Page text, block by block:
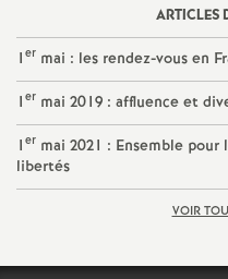
ARTICLES
1er mai : les rendez-vous en
1er mai 2019 : affluence et
1er mai 2021 : Ensemble
libertés
VOIR